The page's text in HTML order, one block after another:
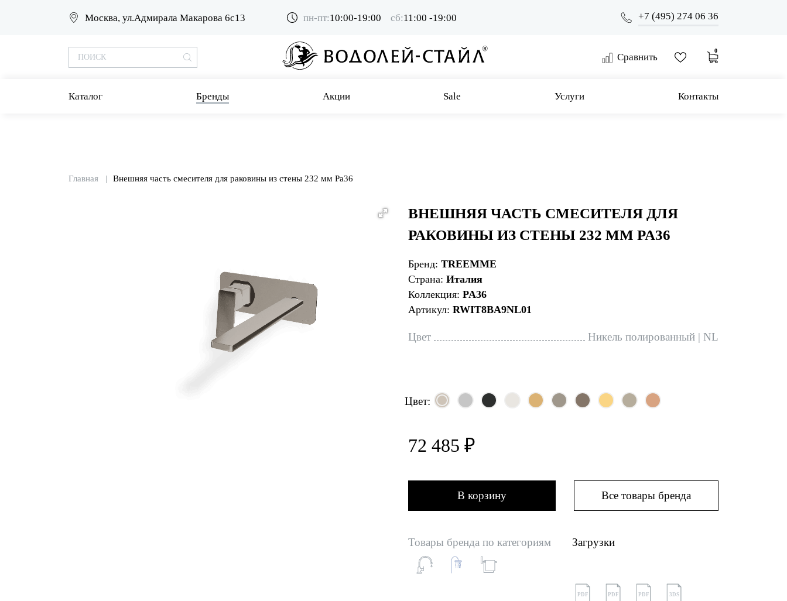
Москва, ул.Адмирала Макарова 6с13 пн-пт:10:00-19:00 сб:11:00 -19:00 +7 (495) 274 06 36
Сравнить
0
Каталог Бренды Акции Sale Услуги Контакты
Главная Внешняя часть смесителя для раковины из стены 232 мм Pa36
ВНЕШНЯЯ ЧАСТЬ СМЕСИТЕЛЯ ДЛЯ
РАКОВИНЫ ИЗ СТЕНЫ 232 ММ PA36
Бренд: TREEMME
Страна: Италия
Коллекция: PA36
Артикул: RWIT8BA9NL01
Цвет Никель полированный | NL
Цвет:
72 485 ₽
В корзину Все товары бренда
Товары бренда по категориям Загрузки
PDF PDF PDF 3DS